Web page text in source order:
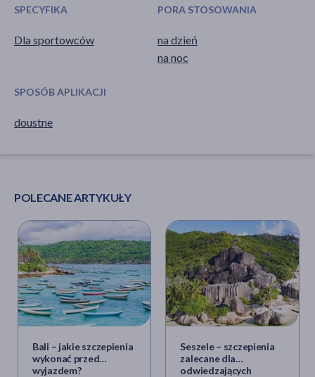
SPECYFIKA
Dla sportowców
PORA STOSOWANIA
na dzień
na noc
SPOSÓB APLIKACJI
doustne
POLECANE ARTYKUŁY
Bali – jakie szczepienia
wykonać przed
wyjazdem?
Seszele – szczepienia
zalecane dla
odwiedzających